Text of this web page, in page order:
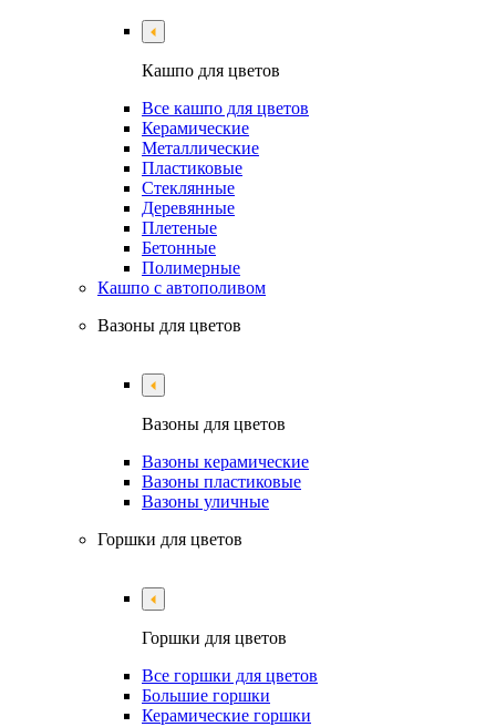
Кашпо для цветов
Все кашпо для цветов
Керамические
Металлические
Пластиковые
Стеклянные
Деревянные
Плетеные
Бетонные
Полимерные
Кашпо с автополивом
Вазоны для цветов
Вазоны для цветов
Вазоны керамические
Вазоны пластиковые
Вазоны уличные
Горшки для цветов
Горшки для цветов
Все горшки для цветов
Большие горшки
Керамические горшки